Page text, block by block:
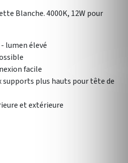
Blanche. 4000K, 12W pour
lumen élevé
facile
supports plus hauts pour tête de
et extérieure